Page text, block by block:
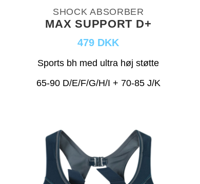
SHOCK ABSORBER
MAX SUPPORT D+
479 DKK
Sports bh med ultra høj støtte
65-90 D/E/F/G/H/I + 70-85 J/K